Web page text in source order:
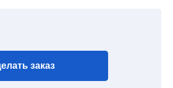
заказ